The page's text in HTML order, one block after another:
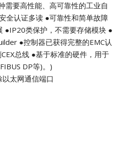
需要高性能、高可靠性的工业自
全认证多读 ●可靠性和简单故障
●IP20类保护，不需要存储模块 ●
●控制器已获得完整的EMC认
总线 ●基于标准的硬件，用于
DP等)。)
太网通信端口